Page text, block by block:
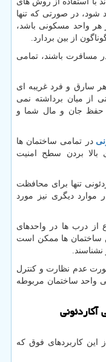
شود، در صورتی که تنها
واحد مسکونی باشد،
از بین بردارد.
مسافرت باشند، تمامی
سارق و فرد غریبه ای
از میان برداشته نمی
حفظ جان و مال شما و
در تمامی ساختمان ها
بردن سطح امنیت
تنها برای محافظت
دیگری نیز مورد
از درب ها در واحدهای
ساختمان ها ممکن است
عدم نظارت و کنترل
واحد ساختمان مربوطه
این کاربردهای فوق که